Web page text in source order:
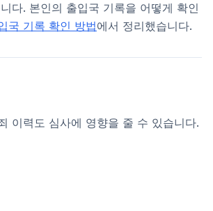
다. 본인의 출입국 기록을 어떻게 확인
국 기록 확인 방법에서 정리했습니다.
이력도 심사에 영향을 줄 수 있습니다.